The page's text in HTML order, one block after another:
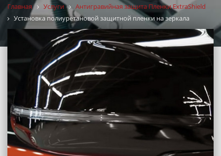
Главная Услуги
Антигравийная защита Пленки ExtraShield
Установка полиуретановой защитной пленки на зеркала